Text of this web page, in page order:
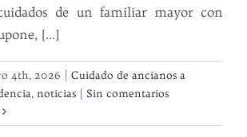
de un familiar mayor con
[...]
4th, 2026
Cuidado de ancianos a
, noticias
Sin comentarios